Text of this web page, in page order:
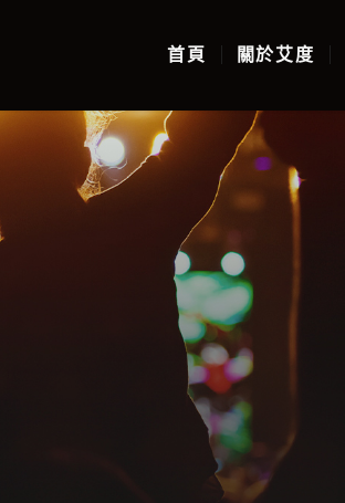
首頁 關於艾度